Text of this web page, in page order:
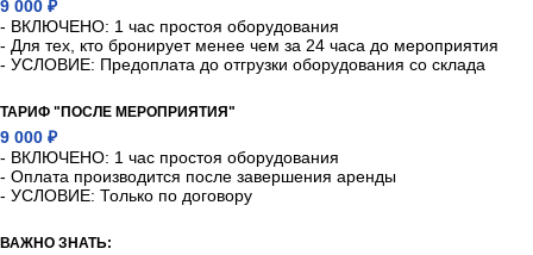
9 000 ₽
- ВКЛЮЧЕНО: 1 час простоя оборудования
- Для тех, кто бронирует менее чем за 24 часа до мероприятия
- УСЛОВИЕ: Предоплата до отгрузки оборудования со склада
ТАРИФ "ПОСЛЕ МЕРОПРИЯТИЯ"
9 000 ₽
- ВКЛЮЧЕНО: 1 час простоя оборудования
- Оплата производится после завершения аренды
- УСЛОВИЕ: Только по договору
ВАЖНО ЗНАТЬ: